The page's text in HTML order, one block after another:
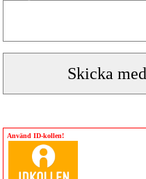
Använd ID-kollen!